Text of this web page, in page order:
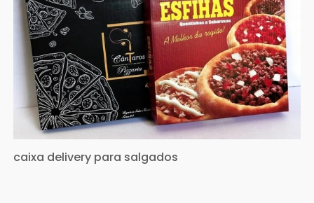
caixa delivery para salgados